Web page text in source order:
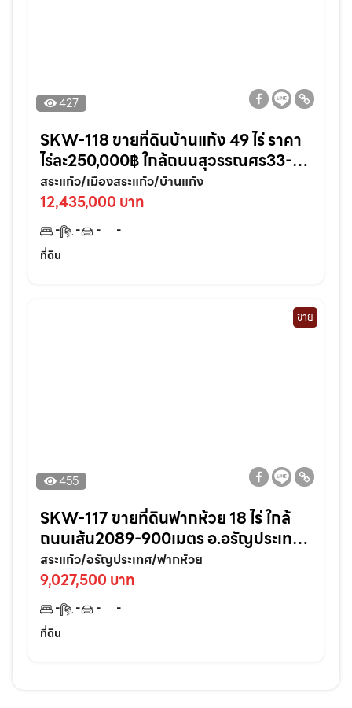
427
SKW-118 ขายที่ดินบ้านแก้ง 49 ไร่ ราคา
ไร่ละ250,000฿ ใกล้ถนนสุวรรณศร33-
5.1กม. เมืองสระแก้ว
สระแก้ว/เมืองสระแก้ว/บ้านแก้ง
12,435,000 บาท
- - -
-
ที่ดิน
ขาย
455
SKW-117 ขายที่ดินฟากห้วย 18 ไร่ ใกล้
ถนนเส้น2089-900เมตร อ.อรัญประเทศ
จ.สระแก้ว
สระแก้ว/อรัญประเทศ/ฟากห้วย
9,027,500 บาท
- - -
-
ที่ดิน